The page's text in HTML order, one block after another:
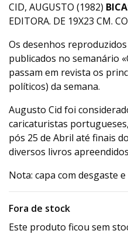
CID, AUGUSTO (1982)
EDITORA. DE 19X23 CM.
Os desenhos
publicados no semanário
passam em revista os
políticos) da semana.
Augusto Cid foi
caricaturistas
pós 25 de Abril até finais
diversos livros
Nota: capa com desgaste
Fora de stock
Este produto ficou sem